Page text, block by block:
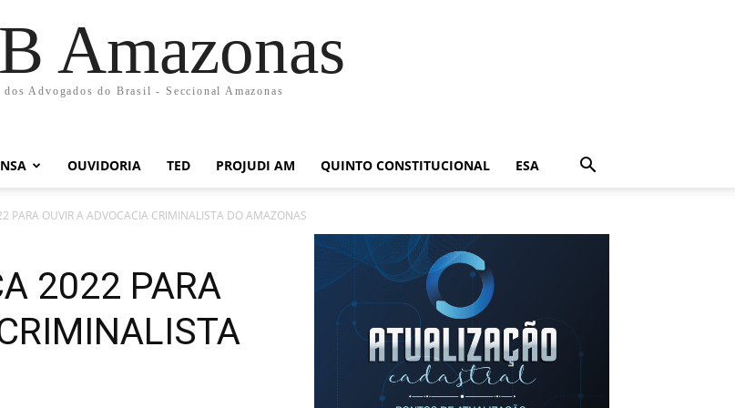
Amazonas
dos Advogados do Brasil - Seccional Amazonas
OUVIDORIA TED PROJUDI AM QUINTO CONSTITUCIONAL ESA
PARA OUVIR A ADVOCACIA CRIMINALISTA DO AMAZONAS
2022 PARA